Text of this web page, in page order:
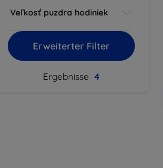
Veľkosť puzdra hodiniek
Erweiterter Filter
Ergebnisse 4